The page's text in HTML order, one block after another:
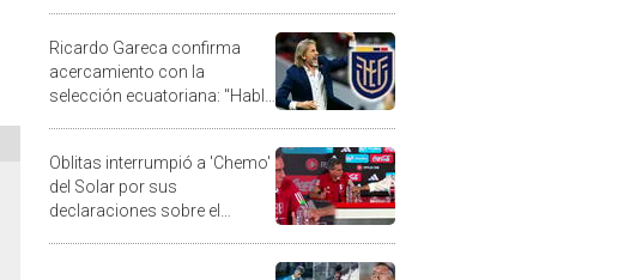
Ricardo Gareca confirma
acercamiento con la
selección ecuatoriana: "Hablé
Oblitas interrumpió a 'Chemo'
del Solar por sus
declaraciones sobre el